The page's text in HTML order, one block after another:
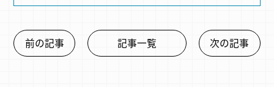
前の記事 記事一覧 次の記事